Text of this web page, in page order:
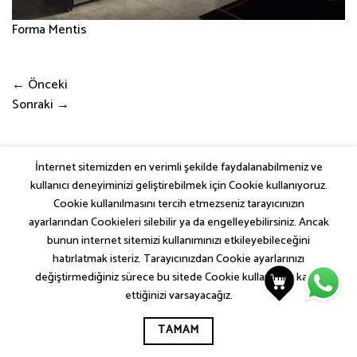
Forma Mentis
← Önceki
Sonraki →
SEM COLLECTIONS İLETIŞIM KVKK AYDINLATMA METNI
ÇEREZ (COOKIE) POLITIKASI GIZLILIK VE GÜVENLIK POLITIKASI
SITE KULLANIM ŞARTLARI VE KOŞULLARI
KUZEY GLOBAL YAPI A.Ş.
İnternet sitemizden en verimli şekilde faydalanabilmeniz ve
kullanıcı deneyiminizi geliştirebilmek için Cookie kullanıyoruz.
Cookie kullanılmasını tercih etmezseniz tarayıcınızın
ayarlarından Cookieleri silebilir ya da engelleyebilirsiniz. Ancak
bunun internet sitemizi kullanımınızı etkileyebileceğini
hatırlatmak isteriz. Tarayıcınızdan Cookie ayarlarınızı
değiştirmediğiniz sürece bu sitede Cookie kullanımını kabul
ettiğinizi varsayacağız.
TAMAM